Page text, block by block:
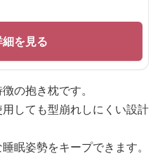
を見る
の抱き枕です。
しても型崩れしにくい設計
眠姿勢をキープできます。